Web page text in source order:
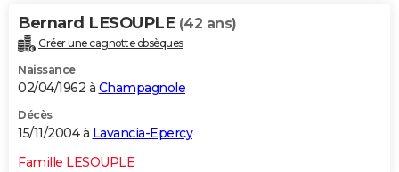
Bernard LESOUPLE (42 ans)
Créer une cagnotte obsèques
Naissance
02/04/1962 à Champagnole
Décès
15/11/2004 à Lavancia-Epercy
Famille LESOUPLE